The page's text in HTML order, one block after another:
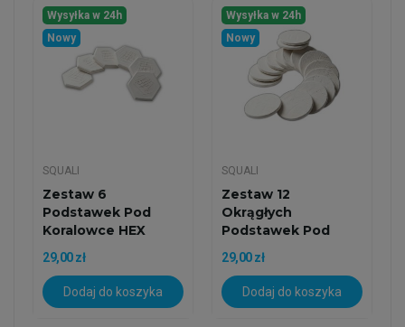
Wysyłka w 24h
Nowy
SQUALI
Zestaw 6
Podstawek Pod
Koralowce HEX
(sześciokątnych)
O...
29,00 zł
Dodaj do koszyka
Wysyłka w 24h
Nowy
SQUALI
Zestaw 12
Okrągłych
Podstawek Pod
Koralowce O
Średnicy 3 Cm
29,00 zł
Dodaj do koszyka